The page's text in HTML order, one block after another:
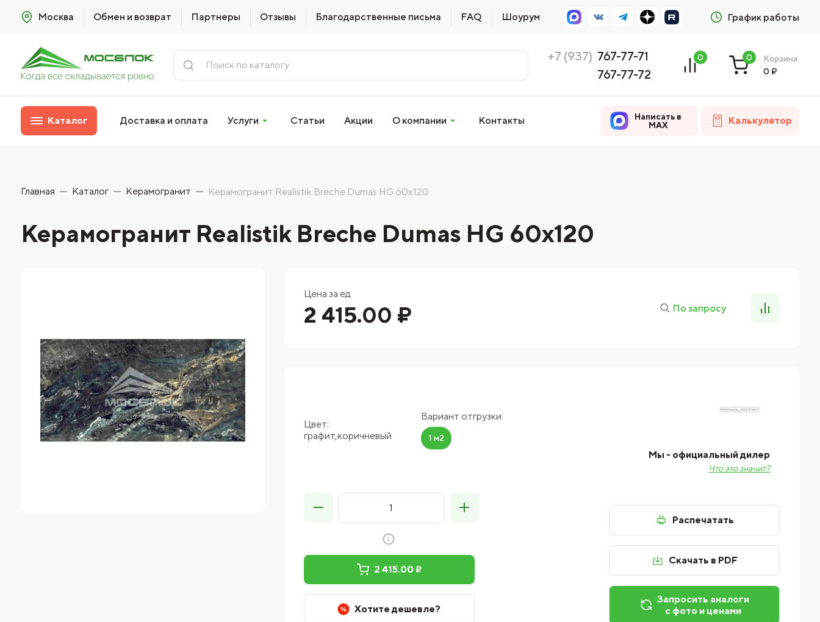
Москва Обмен и возврат Партнеры Отзывы Благодарственные письма FAQ Шоурум График работы
+7 (937) 767-77-71
767-77-72
0 0
Корзина:
0 ₽
Каталог Доставка и оплата Услуги Статьи Акции О компании Контакты
Написать в
MAX
Калькулятор
Главная Каталог Керамогранит Керамогранит Realistik Breche Dumas HG 60x120
Керамогранит Realistik Breche Dumas HG 60x120
Цена за ед.
2 415.00 ₽ По запросу
Цвет:
графит,коричневый
Вариант отгрузки:
1 м2
Мы - официальный дилер
Что это значит?
2 415.00 ₽
Хотите дешевле?
Распечатать
Скачать в PDF
Запросить аналоги
с фото и ценами